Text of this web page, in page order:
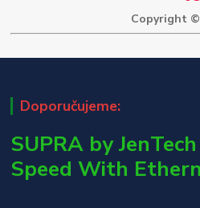
Copyright
Doporučujeme:
SUPRA by
Speed With